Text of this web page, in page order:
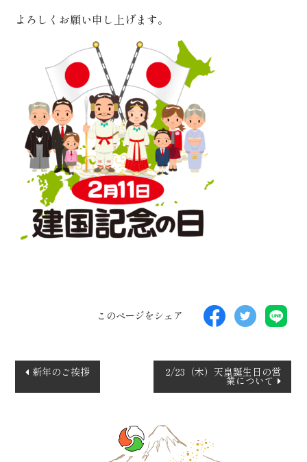
よろしくお願い申し上げます。
このページをシェア
投
稿
新年のご挨拶 2/23（木）天皇誕生日の営
業について